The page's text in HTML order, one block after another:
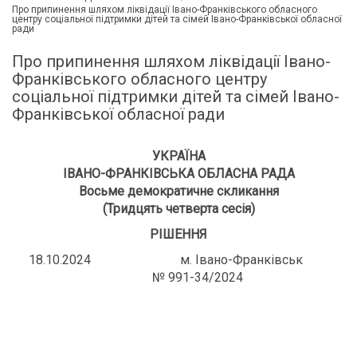
Про припинення шляхом ліквідації Івано-Франківського обласного
центру соціальної підтримки дітей та сімей Івано-Франківської обласної
ради
Про припинення шляхом ліквідації Івано-
Франківського обласного центру
соціальної підтримки дітей та сімей Івано-
Франківської обласної ради
УКРАЇНА
ІВАНО-ФРАНКІВСЬКА ОБЛАСНА РАДА
Восьме демократичне скликання
(Тридцять четверта сесія)
РІШЕННЯ
18.10.2024 м. Івано-Франківськ
№ 991-34/2024